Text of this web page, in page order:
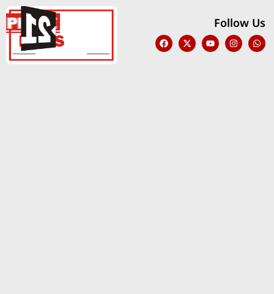
Follow Us